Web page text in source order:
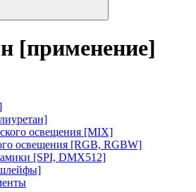
[применение]
освещения [MIX]
освещения [RGB, RGBW]
[SPI, DMX512]